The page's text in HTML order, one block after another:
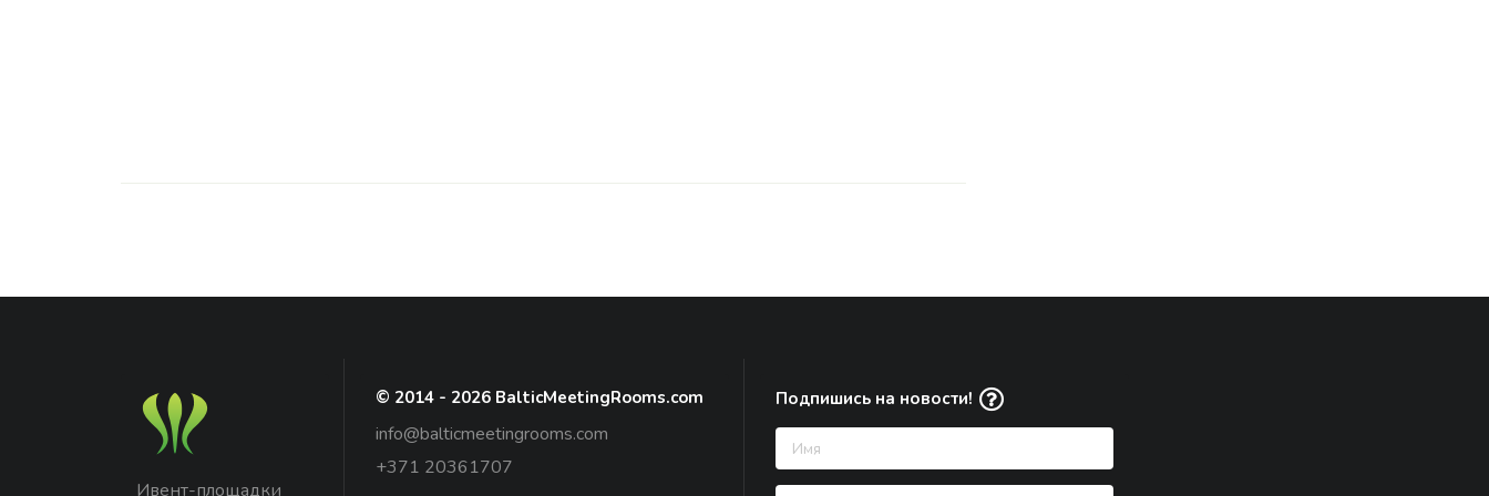
Ивент-площадки
© 2014 - 2026 BalticMeetingRooms.com
info@balticmeetingrooms.com
+371 20361707
Подпишись на новости!